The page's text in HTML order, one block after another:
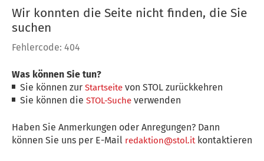
Wir konnten die Seite nicht finden, die Sie
suchen
Fehlercode: 404
Was können Sie tun?
Sie können zurStartseite von STOL zurückkehren
Sie können dieSTOL-Suche verwenden
Haben Sie Anmerkungen oder Anregungen? Dann
können Sie uns per E-Mail redaktion@stol.itkontaktieren